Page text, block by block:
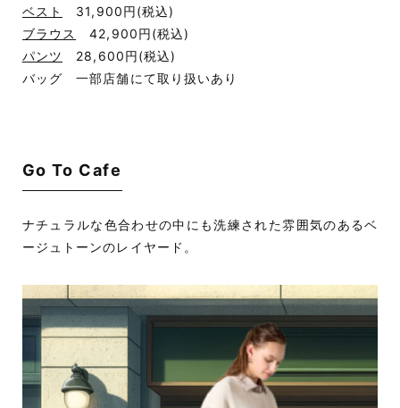
ベスト 31,900円(税込)
ブラウス
42,900円(税込)
パンツ
28,600円(税込)
バッグ 一部店舗にて取り扱いあり
Go To Cafe
ナチュラルな色合わせの中にも洗練された雰囲気のあるベ
ージュトーンのレイヤード。